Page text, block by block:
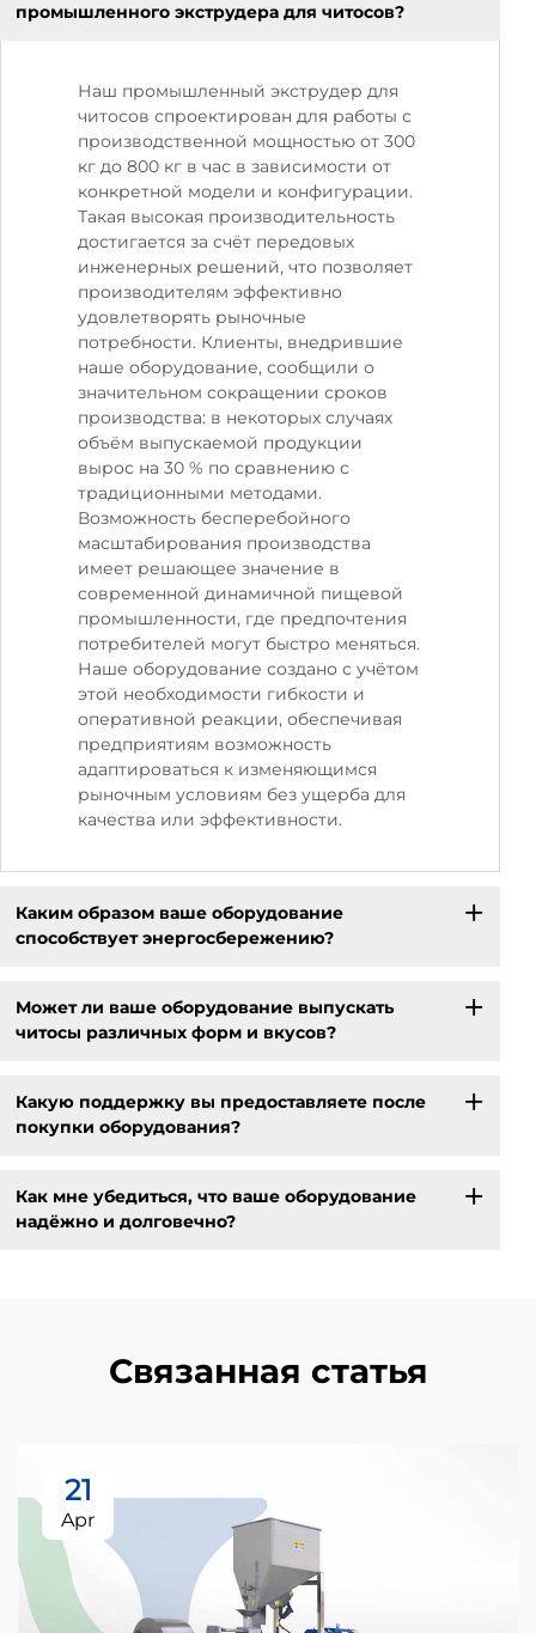
промышленного экструдера для читосов?
Наш промышленный экструдер для
читосов спроектирован для работы с
производственной мощностью от 300
кг до 800 кг в час в зависимости от
конкретной модели и конфигурации.
Такая высокая производительность
достигается за счёт передовых
инженерных решений, что позволяет
производителям эффективно
удовлетворять рыночные
потребности. Клиенты, внедрившие
наше оборудование, сообщили о
значительном сокращении сроков
производства: в некоторых случаях
объём выпускаемой продукции
вырос на 30 % по сравнению с
традиционными методами.
Возможность бесперебойного
масштабирования производства
имеет решающее значение в
современной динамичной пищевой
промышленности, где предпочтения
потребителей могут быстро меняться.
Наше оборудование создано с учётом
этой необходимости гибкости и
оперативной реакции, обеспечивая
предприятиям возможность
адаптироваться к изменяющимся
рыночным условиям без ущерба для
качества или эффективности.
Каким образом ваше оборудование
способствует энергосбережению?
Может ли ваше оборудование выпускать
читосы различных форм и вкусов?
Какую поддержку вы предоставляете после
покупки оборудования?
Как мне убедиться, что ваше оборудование
надёжно и долговечно?
Связанная статья
21
Apr